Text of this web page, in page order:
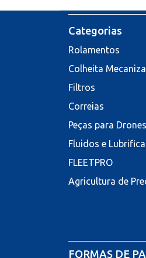
Categorias
Rolamentos
Colheita
Filtros
Correias
Peças para
Fluidos e
FLEETPRO
Agricultura de
FORMAS DE